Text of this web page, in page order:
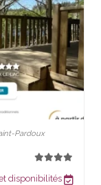
Pardoux
disponibilités